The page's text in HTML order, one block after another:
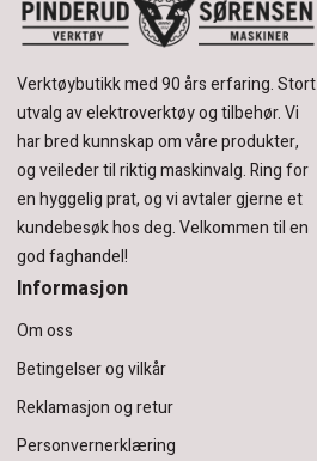
Verktøybutikk med 90 års erfaring.Stort
utvalg av elektroverktøy og tilbehør.Vi
har bred kunnskap om våre produkter,
og veileder til riktig maskinvalg. Ring for
en hyggelig prat, og vi avtaler gjerne et
kundebesøk hos deg.Velkommen til en
god faghandel!
Informasjon
Om oss
Betingelser og vilkår
Reklamasjon og retur
Personvernerklæring